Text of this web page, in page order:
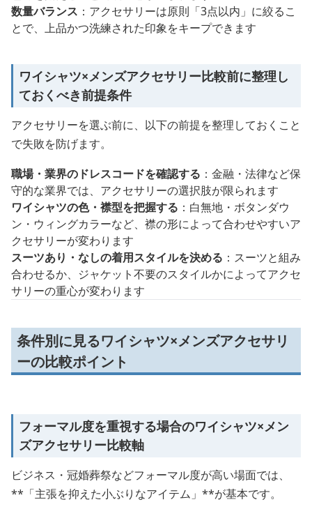
数量バランス ：アクセサリーは原則「3点以内」に絞るこ
とで、上品かつ洗練された印象をキープできます
ワイシャツ×メンズアクセサリー比較前に整理し
ておくべき前提条件
アクセサリーを選ぶ前に、以下の前提を整理しておくこと
で失敗を防げます。
職場・業界のドレスコードを確認する ：金融・法律など保
守的な業界では、アクセサリーの選択肢が限られます
ワイシャツの色・襟型を把握する ：白無地・ボタンダウ
ン・ウィングカラーなど、襟の形によって合わせやすいア
クセサリーが変わります
スーツあり・なしの着用スタイルを決める ：スーツと組み
合わせるか、ジャケット不要のスタイルかによってアクセ
サリーの重心が変わります
条件別に見るワイシャツ×メンズアクセサリ
ーの比較ポイント
フォーマル度を重視する場合のワイシャツ×メン
ズアクセサリー比較軸
ビジネス・冠婚葬祭などフォーマル度が高い場面では、
**「主張を抑えた小ぶりなアイテム」**が基本です。